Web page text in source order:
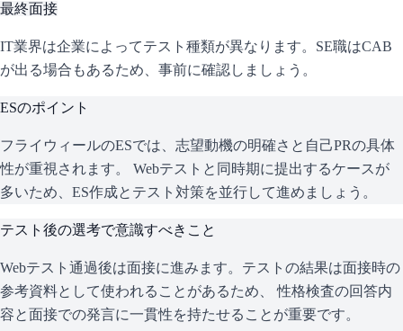
最終面接
IT業界は企業によってテスト種類が異なります。SE職はCAB
が出る場合もあるため、事前に確認しましょう。
ESのポイント
フライウィールのESでは、志望動機の明確さと自己PRの具体
性が重視されます。 Webテストと同時期に提出するケースが
多いため、ES作成とテスト対策を並行して進めましょう。
テスト後の選考で意識すべきこと
Webテスト通過後は面接に進みます。テストの結果は面接時の
参考資料として使われることがあるため、 性格検査の回答内
容と面接での発言に一貫性を持たせることが重要です。